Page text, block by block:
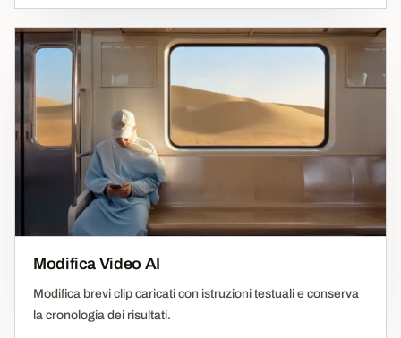
Modifica Video AI
Modifica brevi clip caricati con istruzioni testuali e conserva
la cronologia dei risultati.